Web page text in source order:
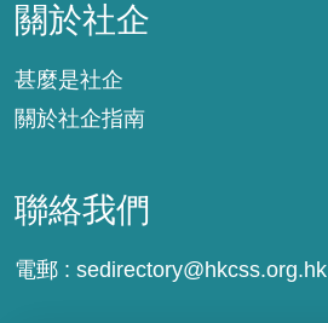
關於社企
甚麼是社企
關於社企指南
聯絡我們
電郵 : sedirectory@hkcss.org.hk